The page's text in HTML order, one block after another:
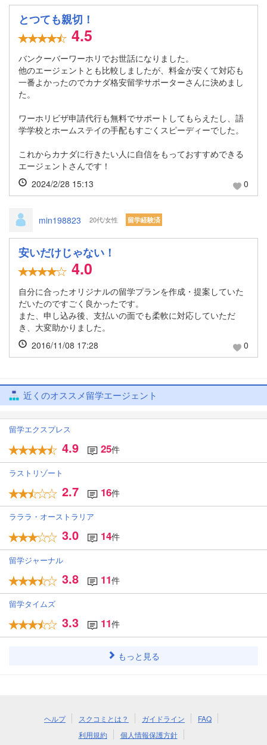
とつても親切！
4.5
バンクーバーワーホリでお世話になりました。
他のエージェントとも比較しましたが、料金が安くて対応も
一番よかったのでカナダ格安留学サポーターさんに決めまし
た。
ワーホリビザ申請代行も無料でサポートしてもらえたし、語
学学校とホームステイの手配もすごくスピーディーでした。
これからカナダに行きたい人に自信をもっておすすめできる
エージェントさんです！
2024/2/28 15:13
0
min198823 20代/女性 留学経験済
安いだけじゃない！
4.0
自分に合ったオリジナルの留学プランを作成・提案していた
だいたのですごく良かったです。
また、申し込み後、支払いの面でも柔軟に対応していただ
き、大変助かりました。
2016/11/08 17:28
0
近くのオススメ留学エージェント
留学エクスプレス
4.9 25件
ラストリゾート
2.7 16件
ラララ・オーストラリア
3.0 14件
留学ジャーナル
3.8 11件
留学タイムズ
3.3 11件
もっと見る
ヘルプ スクコミとは？ ガイドライン
FAQ
利用規約
個人情報保護方針